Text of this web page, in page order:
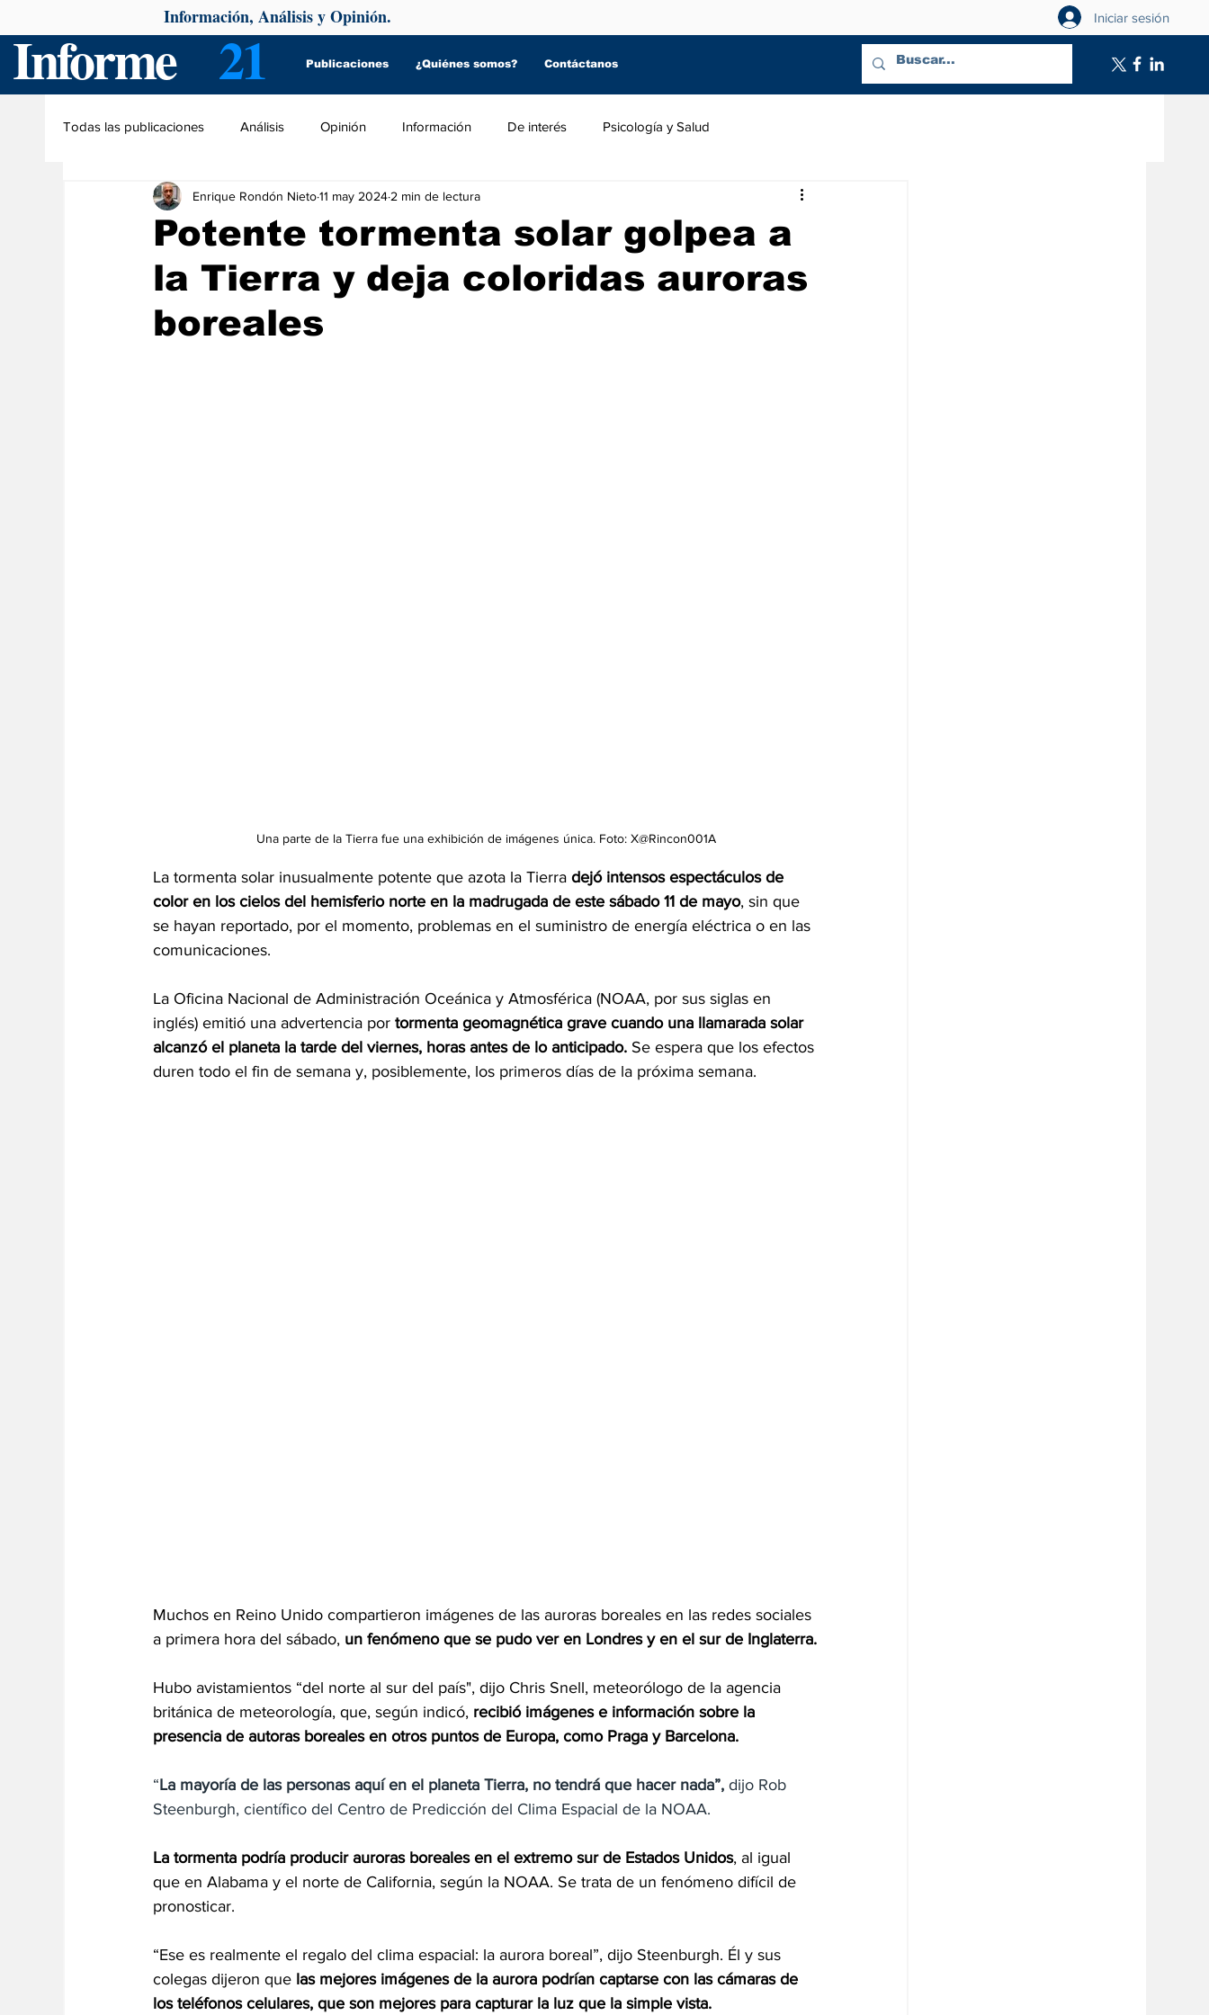
Informe 21 Publicaciones ¿Quiénes somos? Contáctanos
Información, Análisis y Opinión. Iniciar sesión
Todas las publicaciones Análisis Opinión Información De interés Psicología y Salud
Potente tormenta solar golpea a
la Tierra y deja coloridas auroras
boreales
Enrique Rondón Nieto11 may 2024 2 min de lectura
Una parte de la Tierra fue una exhibición de imágenes única. Foto: X@Rincon001A
La tormenta solar inusualmente potente que azota la Tierra dejó intensos espectáculos de
color en los cielos del hemisferio norte en la madrugada de este sábado 11 de mayo, sin que
se hayan reportado, por el momento, problemas en el suministro de energía eléctrica o en las
comunicaciones.
La Oficina Nacional de Administración Oceánica y Atmosférica (NOAA, por sus siglas en
inglés) emitió una advertencia por tormenta geomagnética grave cuando una llamarada solar
alcanzó el planeta la tarde del viernes, horas antes de lo anticipado. Se espera que los efectos
duren todo el fin de semana y, posiblemente, los primeros días de la próxima semana.
Muchos en Reino Unido compartieron imágenes de las auroras boreales en las redes sociales
a primera hora del sábado, un fenómeno que se pudo ver en Londres y en el sur de Inglaterra.
Hubo avistamientos “del norte al sur del país", dijo Chris Snell, meteorólogo de la agencia
británica de meteorología, que, según indicó, recibió imágenes e información sobre la
presencia de autoras boreales en otros puntos de Europa, como Praga y Barcelona.
“La mayoría de las personas aquí en el planeta Tierra, no tendrá que hacer nada”, dijo Rob
Steenburgh, científico del Centro de Predicción del Clima Espacial de la NOAA.
La tormenta podría producir auroras boreales en el extremo sur de Estados Unidos, al igual
que en Alabama y el norte de California, según la NOAA. Se trata de un fenómeno difícil de
pronosticar.
“Ese es realmente el regalo del clima espacial: la aurora boreal”, dijo Steenburgh. Él y sus
colegas dijeron que las mejores imágenes de la aurora podrían captarse con las cámaras de
los teléfonos celulares, que son mejores para capturar la luz que la simple vista.